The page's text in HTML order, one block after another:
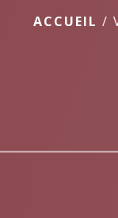
ACCUEIL /